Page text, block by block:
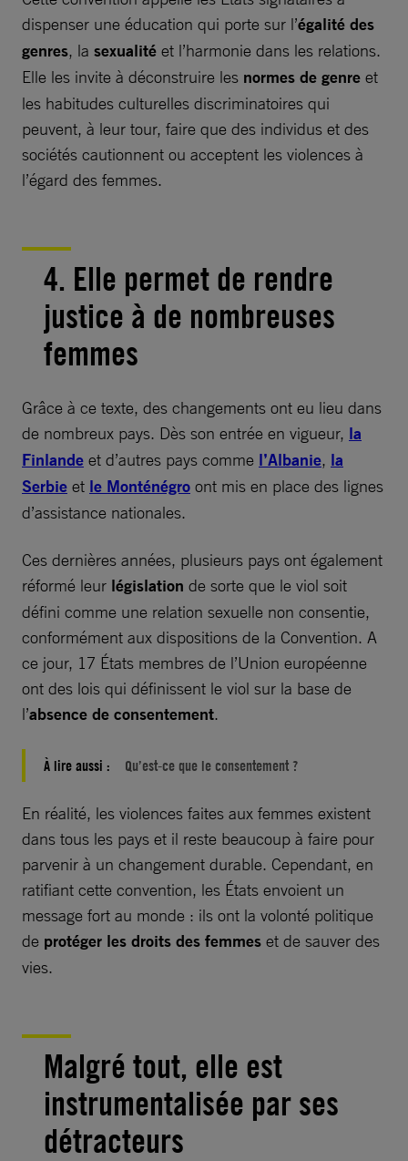
dispenser une éducation qui porte sur l’égalité des
genres, la sexualité et l’harmonie dans les relations.
Elle les invite à déconstruire les normes de genre et
les habitudes culturelles discriminatoires qui
peuvent, à leur tour, faire que des individus et des
sociétés cautionnent ou acceptent les violences à
l’égard des femmes.
4. Elle permet de rendre
justice à de nombreuses
femmes
Grâce à ce texte, des changements ont eu lieu dans
de nombreux pays. Dès son entrée en vigueur, la
Finlande et d’autres pays comme l’Albanie, la
Serbie et le Monténégro ont mis en place des lignes
d’assistance nationales.
Ces dernières années, plusieurs pays ont également
réformé leur législation de sorte que le viol soit
défini comme une relation sexuelle non consentie,
conformément aux dispositions de la Convention. A
ce jour, 17 États membres de l’Union européenne
ont des lois qui définissent le viol sur la base de
l’absence de consentement.
À lire aussi : Qu’est-ce que le consentement ?
En réalité, les violences faites aux femmes existent
dans tous les pays et il reste beaucoup à faire pour
parvenir à un changement durable. Cependant, en
ratifiant cette convention, les États envoient un
message fort au monde : ils ont la volonté politique
de protéger les droits des femmes et de sauver des
vies.
Malgré tout, elle est
instrumentalisée par ses
détracteurs